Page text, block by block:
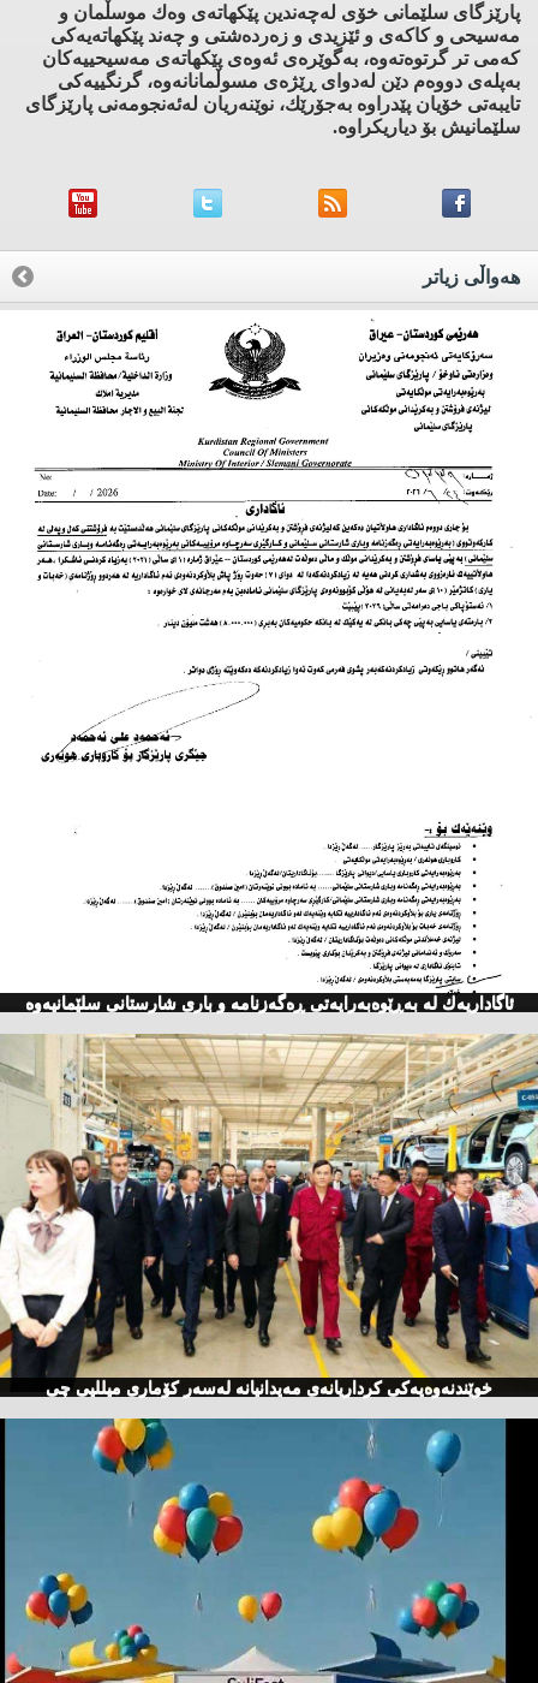
پارێزگای سلێمانی خۆی له‌چه‌ندین پێكهاته‌ی وه‌ك موسڵمان و
مه‌سیحی و كاكه‌ی و ئێزیدی و زه‌رده‌شتی و چه‌ند پێكهاته‌یه‌كی
كه‌می تر گرتوه‌ته‌وه‌، به‌گوێره‌ی ئه‌وه‌ی پێكهاته‌ی مه‌سیحییه‌كان
به‌پله‌ی دووه‌م دێن له‌دوای ڕێژه‌ی مسوڵمانانه‌وه‌، گرنگییه‌كی
تایبه‌تی خۆیان پێدراوه‌ به‌جۆرێك، نوێنه‌ریان له‌ئه‌نجومه‌نی پارێزگای
سلێمانیش بۆ دیاریكراوه‌.
هه‌واڵی زیاتر
ئاگاداریه‌ك له‌ به‌ڕێوه‌به‌رایه‌تی ڕه‌گه‌زنامه‌ و باری شارستانی سلێمانیه‌وه‌
خوێندنەوەیەكی كرداریانەی مەیدانیانە لەسەر كۆماری میللیی چی